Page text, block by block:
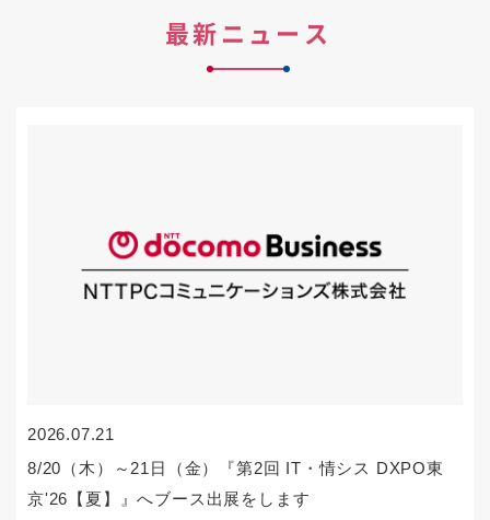
最新ニュース
2026.07.21
8/20（木）～21日（金）『第2回 IT・情シス DXPO東
京'26【夏】』へブース出展をします